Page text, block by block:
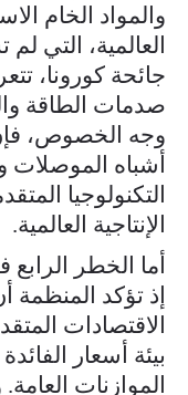
والمواد الخام
العالمية، التي
جائحة كورونا،
صدمات الطاقة
وجه الخصوص،
أشباه الموصلات
التكنولوجيا
الإنتاجية العالمية.
أما الخطر الرابع
إذ تؤكد المنظمة
الاقتصادات
بيئة أسعار
الموازنات